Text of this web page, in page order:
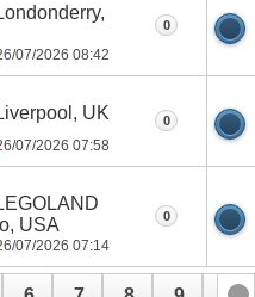
07/2026 08:42
0
UK
07/2026 07:58
0
USA
07/2026 07:14
0